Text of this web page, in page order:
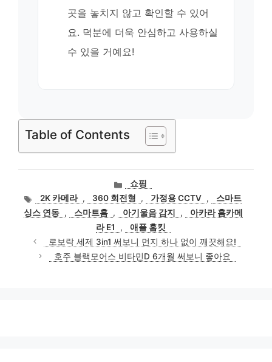
곳을 놓치지 않고 확인할 수 있어
요. 덕분에 더욱 안심하고 사용하실
수 있을 거예요!
Table of Contents
카
테
고
리
쇼핑
태
그
2K 카메라 , 360 회전형 , 가정용 CCTV ,
스마트
싱스 연동 , 스마트홈 , 아기울음 감지 ,
아카라 홈카메
라 E1
,
애플 홈킷
로보락 세제 3in1 써보니 먼지 하나 없이 깨끗해요!
호주 블랙모어스 비타민D 6개월 써보니 좋아요